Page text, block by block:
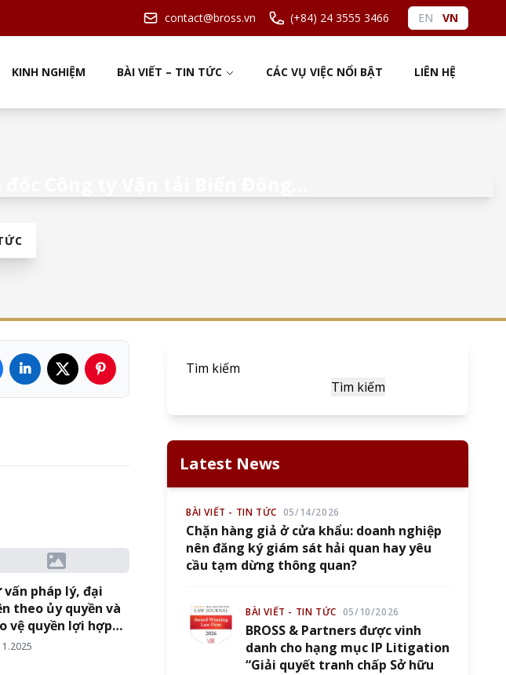
contact@bross.vn (+84) 24 3555 3466 EN VN
KINH NGHIỆM BÀI VIẾT – TIN TỨC CÁC VỤ VIỆC NỔI BẬT LIÊN HỆ
vấn pháp lý, đại
theo ủy quyền và
vệ quyền lợi hợp
cho một công ty
Tìm kiếm
Tìm kiếm
Latest News
BÀI VIẾT - TIN TỨC 05/14/2026
Chặn hàng giả ở cửa khẩu: doanh nghiệp
nên đăng ký giám sát hải quan hay yêu
cầu tạm dừng thông quan?
BÀI VIẾT - TIN TỨC 05/10/2026
BROSS & Partners được vinh
danh cho hạng mục IP Litigation
“Giải quyết tranh chấp Sở hữu